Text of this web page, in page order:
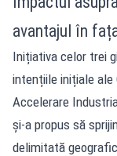
avantajul în
Inițiativa celor trei
intențiile inițiale ale
Accelerare
și-a propus să
delimitată